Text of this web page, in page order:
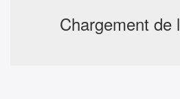
Chargement